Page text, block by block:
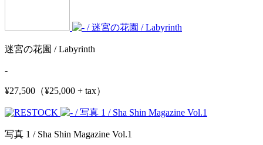
迷宮の花園 / Labyrinth
-
¥27,500（¥25,000 + tax）
写真 1 / Sha Shin Magazine Vol.1